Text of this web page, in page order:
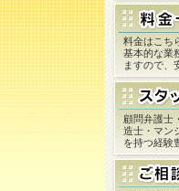
料金はこち
基本的な業
ますので、
顧問弁護士
造士・マン
を持つ経験